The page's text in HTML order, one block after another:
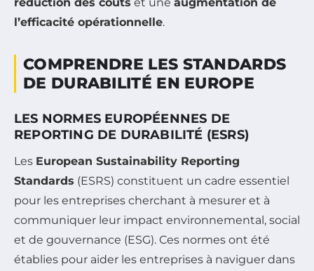
l’efficacité opérationnelle.
COMPRENDRE LES STANDARDS
DE DURABILITÉ EN EUROPE
LES NORMES EUROPÉENNES DE
REPORTING DE DURABILITÉ (ESRS)
Les European Sustainability Reporting
Standards (ESRS) constituent un cadre essentiel
pour les entreprises cherchant à mesurer et à
communiquer leur impact environnemental, social
et de gouvernance (ESG). Ces normes ont été
établies pour aider les entreprises à naviguer dans